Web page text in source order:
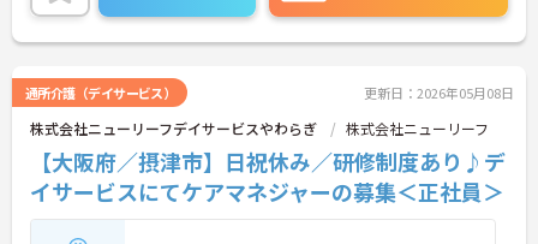
通所介護（デイサービス） 更新日：2026年05月08日
株式会社ニューリーフデイサービスやわらぎ 株式会社ニューリーフ
【大阪府／摂津市】日祝休み／研修制度あり♪デ
イサービスにてケアマネジャーの募集＜正社員＞